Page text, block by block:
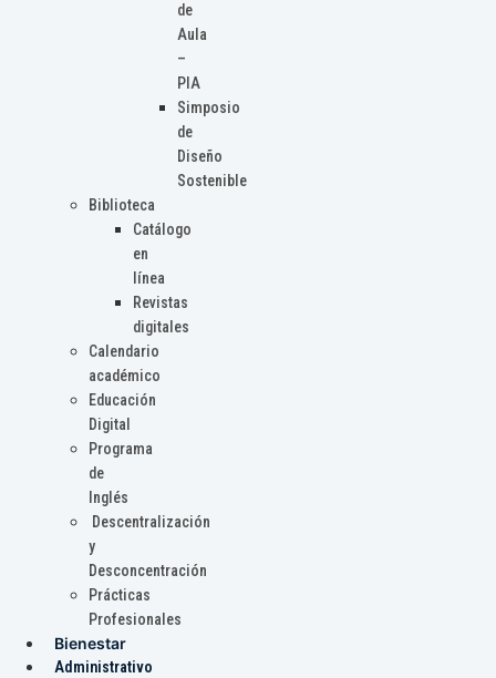
de
Aula
–
PIA
Simposio
de
Diseño
Sostenible
Biblioteca
Catálogo
en
línea
Revistas
digitales
Calendario
académico
Educación
Digital
Programa
de
Inglés
Descentralización
y
Desconcentración
Prácticas
Profesionales
Bienestar
Administrativo